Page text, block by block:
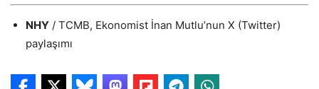
NHY / TCMB, Ekonomist İnan Mutlu’nun X (Twitter)
paylaşımı